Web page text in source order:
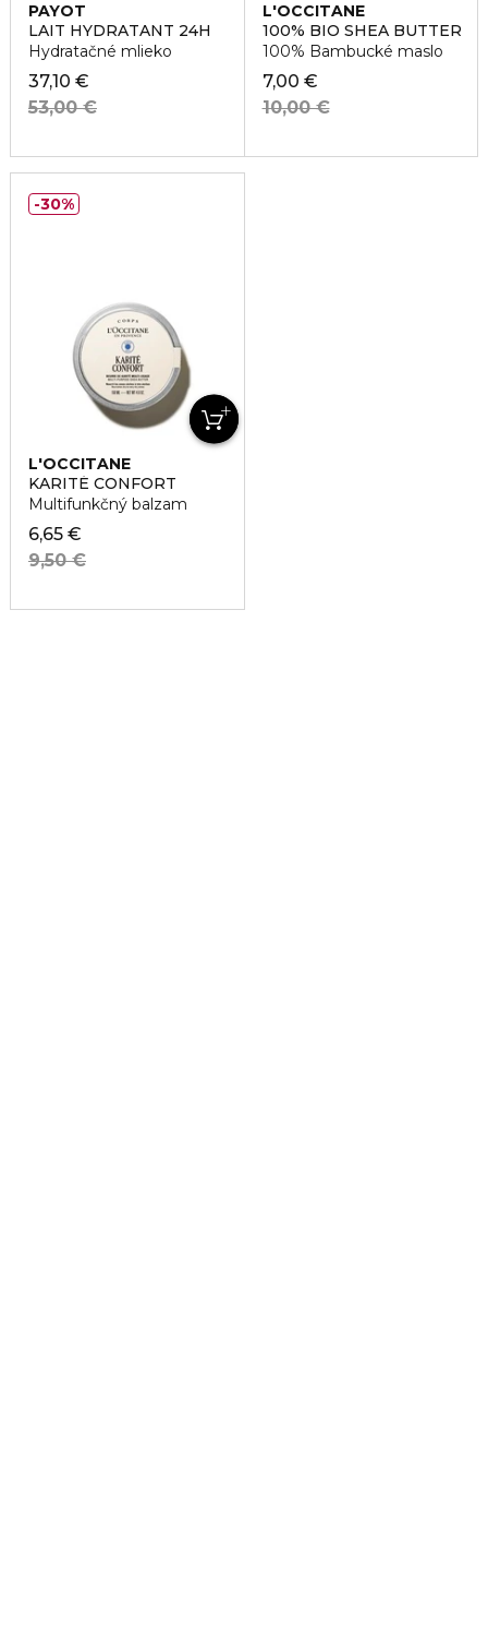
PAYOT
LAIT HYDRATANT 24H
Hydratačné mlieko
37,10 €
53,00 €
L'OCCITANE
100% BIO SHEA BUTTER
100% Bambucké maslo
7,00 €
10,00 €
L'OCCITANE
KARITÉ CONFORT
Multifunkčný balzam
6,65 €
9,50 €
30%